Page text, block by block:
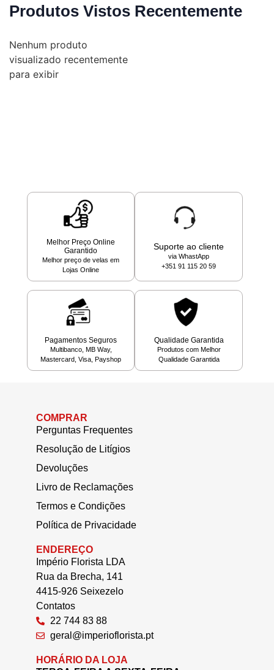
Produtos Vistos Recentemente
Nenhum produto
visualizado recentemente
para exibir
Melhor Preço Online
Garantido
Melhor preço de velas em
Lojas Online
Suporte ao cliente
via WhastApp
+351 91 115 20 59
Pagamentos Seguros
Multibanco, MB Way,
Mastercard, Visa, Payshop
Qualidade Garantida
Produtos com Melhor
Qualidade Garantida
COMPRAR
Perguntas Frequentes
Resolução de Litígios
Devoluções
Livro de Reclamações
Termos e Condições
Política de Privacidade
ENDEREÇO
Império Florista LDA
Rua da Brecha, 141
4415-926 Seixezelo
Contatos
22 744 83 88
geral@imperioflorista.pt
HORÁRIO DA LOJA